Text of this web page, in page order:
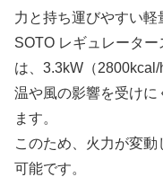
力と持ち運びやすい軽
SOTO レギュレータ
は、3.3kW（
温や風の影響を受け
ます。
このため、火力が変
可能です。